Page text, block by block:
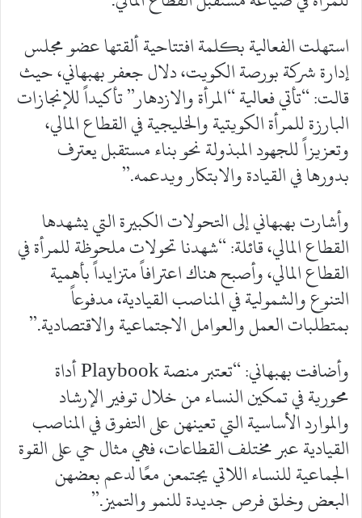
استهلت الفعالية بكلمة افتتاحية ألقتها عضو مجلس
إدارة شركة بورصة الكويت، دلال جعفر بهبهاني، حيث
قالت: “تأتي فعالية “المرأة والازدهار” تأكيداً للإنجازات
البارزة للمرأة الكويتية والخليجية في القطاع المالي،
وتعزيزاً للجهود المبذولة نحو بناء مستقبل يعترف
بدورها في القيادة والابتكار ويدعمه.”
وأشارت بهبهاني إلى التحولات الكبيرة التي يشهدها
القطاع المالي، قائلة: “شهدنا تحولات ملحوظة للمرأة في
القطاع المالي، وأصبح هناك اعترافاً متزايداً بأهمية
التنوع والشمولية في المناصب القيادية، مدفوعاً
بمتطلبات العمل والعوامل الاجتماعية والاقتصادية.”
وأضافت بهبهاني: “تعتبر منصة Playbook أداة
محورية في تمكين النساء من خلال توفير الإرشاد
والموارد الأساسية التي تعينهن على التفوق في المناصب
القيادية عبر مختلف القطاعات، فهي مثال حي على القوة
الجماعية للنساء اللاتي يجتمعن معًا لدعم بعضهن
البعض وخلق فرص جديدة للنمو والتميز.”